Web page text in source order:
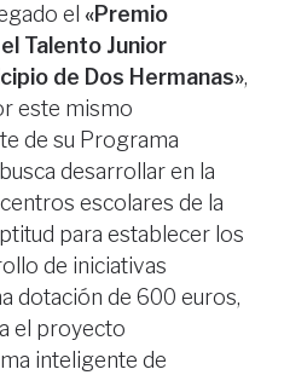
el«Premio
Talento Junior
de Dos Hermanas»,
este mismo
de su Programa
desarrollar en la
escolares de la
para establecer los
de iniciativas
dotación de 600 euros,
el proyecto
inteligente de